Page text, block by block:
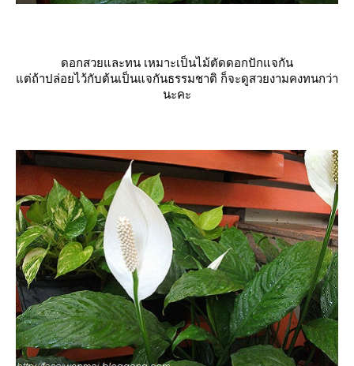
ดอกสวยและทน เหมาะเป็นไม้ตัดดอกปักแจกัน
ต่ถ้าปล่อยไว้กับต้นเป็นแจกันธรรมชาติ ก็จะดูสวยงามคงทนกว่า
นะคะ